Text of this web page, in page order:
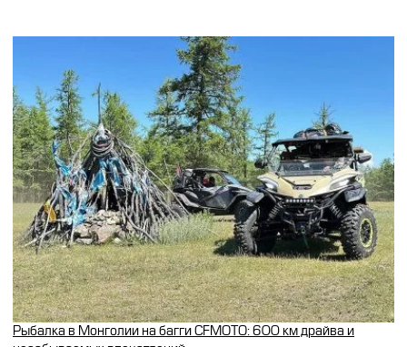
Рыбалка в Монголии на багги CFMOTO: 600 км драйва и